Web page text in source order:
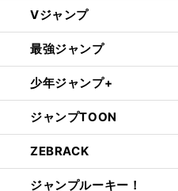
Vジャンプ
最強ジャンプ
少年ジャンプ+
ジャンプTOON
ZEBRACK
ジャンプルーキー！